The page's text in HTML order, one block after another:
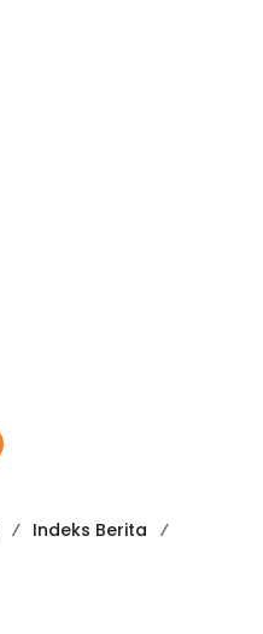
Indeks Berita